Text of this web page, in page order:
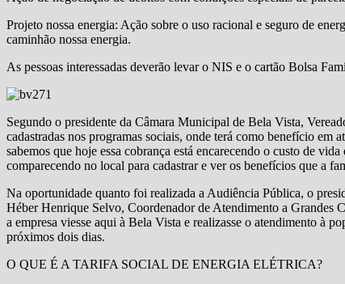
Projeto nossa energia: Ação sobre o uso racional e seguro de
caminhão nossa energia.
As pessoas interessadas deverão levar o NIS e o cartão Bolsa
Segundo o presidente da Câmara Municipal de Bela Vista,
cadastradas nos programas sociais, onde terá como benefício em
sabemos que hoje essa cobrança está encarecendo o custo de
comparecendo no local para cadastrar e ver os benefícios que a
Na oportunidade quanto foi realizada a Audiência Pública, o
Héber Henrique Selvo, Coordenador de Atendimento a Grandes
a empresa viesse aqui à Bela Vista e realizasse o atendimento à
próximos dois dias.
O QUE É A TARIFA SOCIAL DE ENERGIA ELÉTRICA?